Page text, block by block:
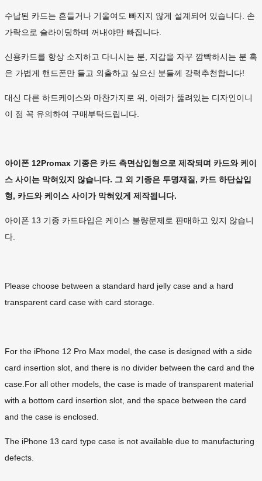
수납된 카드는 흔들거나 기울여도 빠지지 않게 설계되어 있습니다. 손
가락으로 슬라이딩하며 꺼내야만 빠집니다.
신용카드를 항상 소지하고 다니시는 분, 지갑을 자꾸 깜빡하시는 분 혹
은 가볍게 핸드폰만 들고 외출하고 싶으신 분들께 강력추천합니다!
대신 다른 하드케이스와 마찬가지로 위, 아래가 뚫려있는 디자인이니
이 점 꼭 유의하여 구매부탁드립니다.
아이폰 12Promax 기종은 카드 측면삽입형으로 제작되며 카드와 케이
스 사이는 막혀있지 않습니다. 그 외 기종은 투명재질, 카드 하단삽입
형, 카드와 케이스 사이가 막혀있게 제작됩니다.
아이폰 13 기종 카드타입은 케이스 불량문제로 판매하고 있지 않습니
다.
Please choose between a standard hard jelly case and a hard
transparent card case with card storage.
For the iPhone 12 Pro Max model, the case is designed with a side
card insertion slot, and there is no divider between the card and the
case.For all other models, the case is made of transparent material
with a bottom card insertion slot, and the space between the card
and the case is enclosed.
The iPhone 13 card type case is not available due to manufacturing
defects.